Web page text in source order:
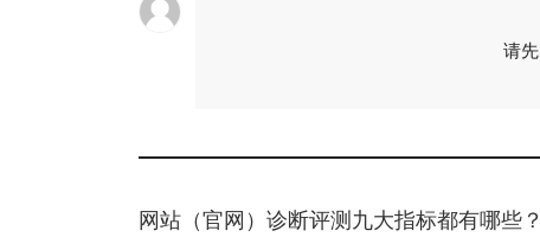
请先
网站（官网）诊断评测九大指标都有哪些？